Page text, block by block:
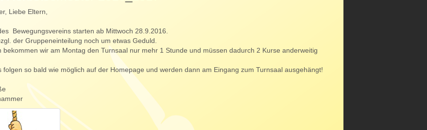
Liebe Eltern,
Bewegungsvereins starten ab Mittwoch 28.9.2016.
der Gruppeneinteilung noch um etwas Geduld.
bekommen wir am Montag den Turnsaal nur mehr 1 Stunde und müssen dadurch 2 Kurse anderweitig
folgen so bald wie möglich auf der Homepage und werden dann am Eingang zum Turnsaal ausgehängt!